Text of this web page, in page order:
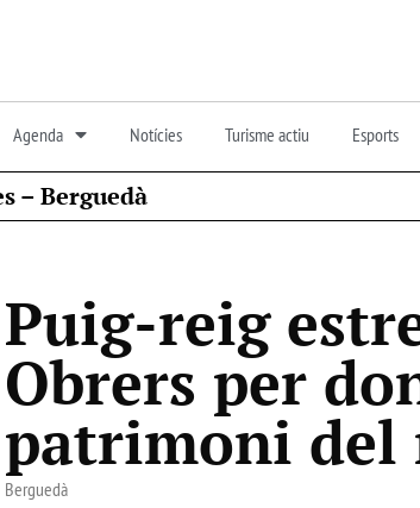
Agenda Notícies Turisme actiu Esports
– Berguedà
Puig-reig
Obrers per
patrimoni del
Berguedà